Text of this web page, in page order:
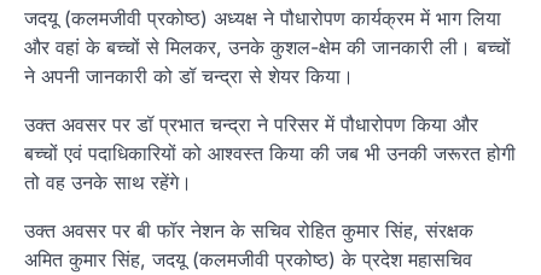
जदयू (कलमजीवी प्रकोष्ठ) अध्यक्ष ने पौधारोपण कार्यक्रम में भाग लिया
और वहां के बच्चों से मिलकर, उनके कुशल-क्षेम की जानकारी ली। बच्चों
ने अपनी जानकारी को डॉ चन्द्रा से शेयर किया।
उक्त अवसर पर डॉ प्रभात चन्द्रा ने परिसर में पौधारोपण किया और
बच्चों एवं पदाधिकारियों को आश्वस्त किया की जब भी उनकी जरूरत होगी
तो वह उनके साथ रहेंगे।
उक्त अवसर पर बी फॉर नेशन के सचिव रोहित कुमार सिंह, संरक्षक
अमित कुमार सिंह, जदयू (कलमजीवी प्रकोष्ठ) के प्रदेश महासचिव